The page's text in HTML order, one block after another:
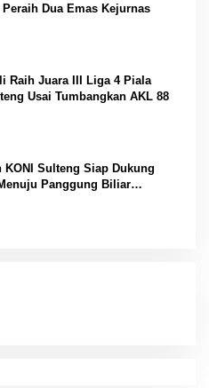
Dua Emas Kejurnas
Raih Juara III Liga 4 Piala
Usai Tumbangkan AKL 88
KONI Sulteng Siap Dukung
Panggung Biliar